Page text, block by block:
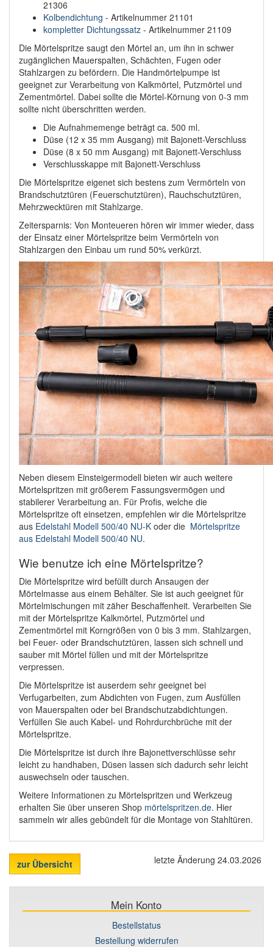
21306
Kolbendichtung - Artikelnummer 21101
kompletter Dichtungssatz - Artikelnummer 21109
Die Mörtelspritze saugt den Mörtel an, um ihn in schwer
zugänglichen Mauerspalten, Schächten, Fugen oder
Stahlzargen zu befördern. Die Handmörtelpumpe ist
geeignet zur Verarbeitung von Kalkmörtel, Putzmörtel und
Zementmörtel. Dabei sollte die Mörtel-Körnung von 0-3 mm
sollte nicht überschritten werden.
Die Aufnahmemenge beträgt ca. 500 ml.
Düse (12 x 35 mm Ausgang) mit Bajonett-Verschluss
Düse (8 x 50 mm Ausgang) mit Bajonett-Verschluss
Verschlusskappe mit Bajonett-Verschluss
Die Mörtelspritze eigenet sich bestens zum Vermörteln von
Brandschutztüren (Feuerschutztüren), Rauchschutztüren,
Mehrzwecktüren mit Stahlzarge.
Zeitersparnis: Von Monteueren hören wir immer wieder, dass
der Einsatz einer Mörtelspritze beim Vermörteln von
Stahlzargen den Einbau um rund 50% verkürzt.
Neben diesem Einsteigermodell bieten wir auch weitere
Mörtelspritzen mit größerem Fassungsvermögen und
stabilerer Verarbeitung an. Für Profis, welche die
Mörtelspritze oft einsetzen, empfehlen wir die Mörtelspritze
aus Edelstahl Modell 500/40 NU-K oder die Mörtelspritze
aus Edelstahl Modell 500/40 NU.
Wie benutze ich eine Mörtelspritze?
Die Mörtelspritze wird befüllt durch Ansaugen der
Mörtelmasse aus einem Behälter. Sie ist auch geeignet für
Mörtelmischungen mit zäher Beschaffenheit. Verarbeiten Sie
mit der Mörtelspritze Kalkmörtel, Putzmörtel und
Zementmörtel mit Korngrößen von 0 bis 3 mm. Stahlzargen,
bei Feuer- oder Brandschutztüren, lassen sich schnell und
sauber mit Mörtel füllen und mit der Mörtelspritze
verpressen.
Die Mörtelspritze ist auserdem sehr geeignet bei
Verfugarbeiten, zum Abdichten von Fugen, zum Ausfüllen
von Mauerspalten oder bei Brandschutzabdichtungen.
Verfüllen Sie auch Kabel- und Rohrdurchbrüche mit der
Mörtelspritze.
Die Mörtelspritze ist durch ihre Bajonettverschlüsse sehr
leicht zu handhaben, Düsen lassen sich dadurch sehr leicht
auswechseln oder tauschen.
Weitere Informationen zu Mörtelspritzen und Werkzeug
erhalten Sie über unseren Shop mörtelspritzen.de. Hier
sammeln wir alles gebündelt für die Montage von Stahltüren.
zur Übersicht letzte Änderung 24.03.2026
Mein Konto
Bestellstatus
Bestellung widerrufen